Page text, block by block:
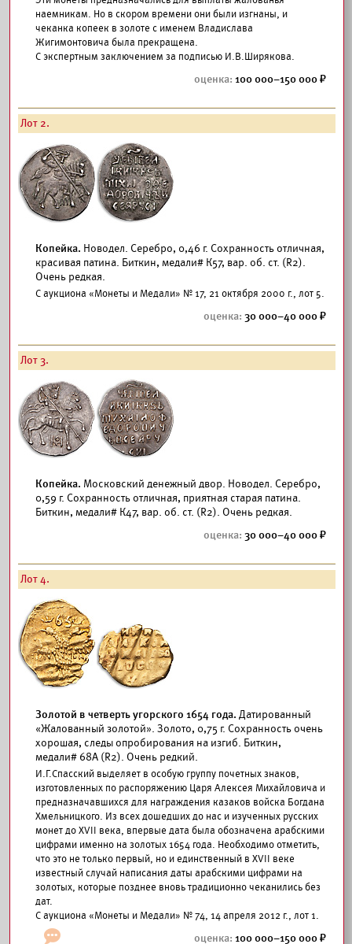
наемникам. Но в скором времени они были изгнаны, и
чеканка копеек в золоте с именем Владислава
Жигимонтовича была прекращена.
С экспертным заключением за подписью И.В.Ширякова.
100 000–150 000
Лот 2.
Копейка. Новодел. Серебро, 0,46 г. Сохранность отличная,
красивая патина. Биткин, медали# К57, вар. об. ст. (R2).
Очень редкая.
С аукциона «Монеты и Медали» № 17, 21 октября 2000 г., лот 5.
30 000–40 000
Лот 3.
Копейка. Московский денежный двор. Новодел. Серебро,
0,59 г. Сохранность отличная, приятная старая патина.
Биткин, медали# К47, вар. об. ст. (R2). Очень редкая.
30 000–40 000
Лот 4.
Золотой в четверть угорского 1654 года. Датированный
«Жалованный золотой». Золото, 0,75 г. Сохранность очень
хорошая, следы опробирования на изгиб. Биткин,
медали# 68А (R2). Очень редкий.
И.Г.Спасский выделяет в особую группу почетных знаков,
изготовленных по распоряжению Царя Алексея Михайловича и
предназначавшихся для награждения казаков войска Богдана
Хмельницкого. Из всех дошедших до нас и изученных русских
монет до XVII века, впервые дата была обозначена арабскими
цифрами именно на золотых 1654 года. Необходимо отметить,
что это не только первый, но и единственный в XVII веке
известный случай написания даты арабскими цифрами на
золотых, которые позднее вновь традиционно чеканились без
дат.
С аукциона «Монеты и Медали» № 74, 14 апреля 2012 г., лот 1.
100 000–150 000